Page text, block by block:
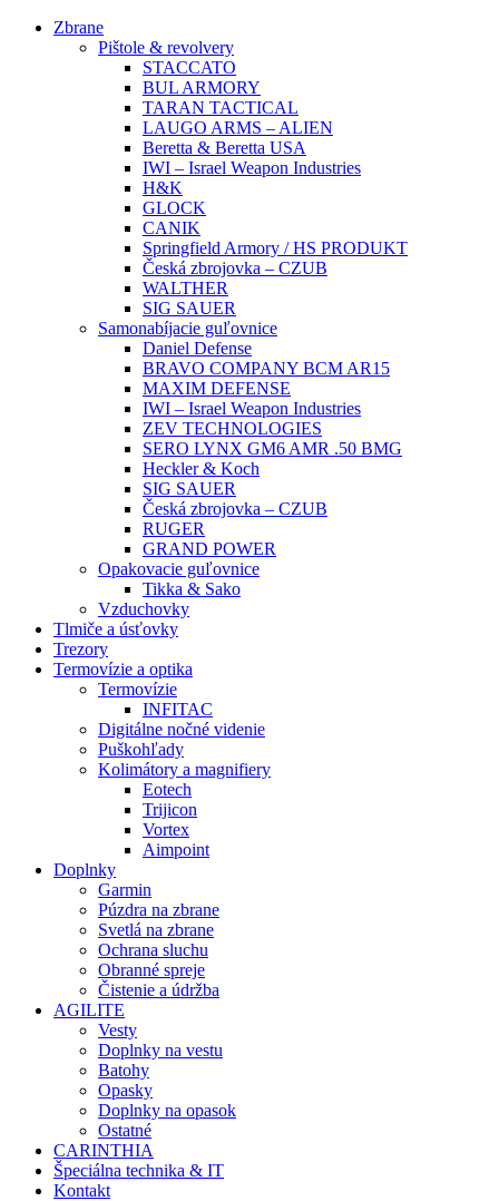
PreskočiťZbrane
Pištole & revolvery
STACCATO
BUL ARMORY
TARAN TACTICAL
LAUGO ARMS – ALIEN
Beretta & Beretta USA
IWI – Israel Weapon Industries
H&K
GLOCK
CANIK
Springfield Armory / HS PRODUKT
Česká zbrojovka – CZUB
WALTHER
SIG SAUER
Samonabíjacie guľovnice
Daniel Defense
BRAVO COMPANY BCM AR15
MAXIM DEFENSE
IWI – Israel Weapon Industries
ZEV TECHNOLOGIES
SERO LYNX GM6 AMR .50 BMG
Heckler & Koch
SIG SAUER
Česká zbrojovka – CZUB
RUGER
GRAND POWER
Opakovacie guľovnice
Tikka & Sako
Vzduchovky
Tlmiče a úsťovky
Trezory
Termovízie a optika
Termovízie
INFITAC
Digitálne nočné videnie
Puškohľady
Kolimátory a magnifiery
Eotech
Trijicon
Vortex
Aimpoint
Doplnky
Garmin
Púzdra na zbrane
Svetlá na zbrane
Ochrana sluchu
Obranné spreje
Čistenie a údržba
AGILITE
Vesty
Doplnky na vestu
Batohy
Opasky
Doplnky na opasok
Ostatné
CARINTHIA
Špeciálna technika & IT
Kontakt